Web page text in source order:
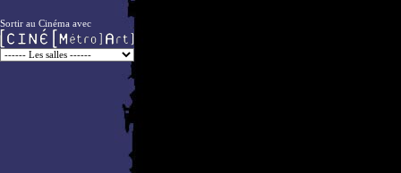
Sortir au Cinéma avec